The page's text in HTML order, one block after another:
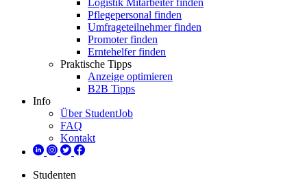
Logistik Mitarbeiter finden
Pflegepersonal finden
Umfrageteilnehmer finden
Promoter finden
Erntehelfer finden
Praktische Tipps
Anzeige optimieren
B2B Tipps
Info
Über StudentJob
FAQ
Kontakt
Studenten